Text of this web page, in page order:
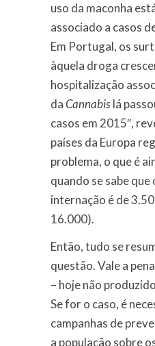
uso da maconha
associado a casos
Em Portugal, os
àquela droga
hospitalização
daCannabislá
casos em 2015″,
países da Europa
problema, o que é
quando se sabe que
internação é de
16.000).
Então, tudo se
questão. Vale a
– hoje não
Se for o caso, é
campanhas de
a população sobre